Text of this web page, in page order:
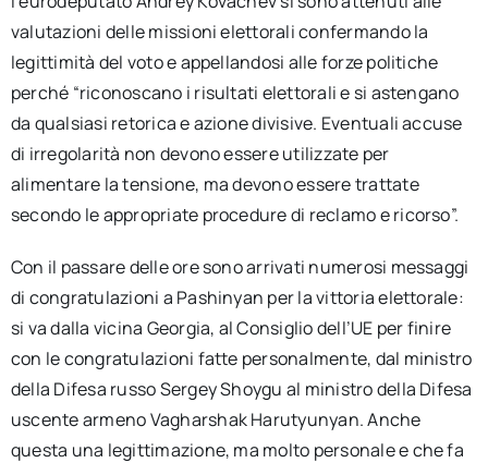
valutazioni delle missioni elettorali confermando la
legittimità del voto e appellandosi alle forze politiche
perché “riconoscano i risultati elettorali e si astengano
da qualsiasi retorica e azione divisive. Eventuali accuse
di irregolarità non devono essere utilizzate per
alimentare la tensione, ma devono essere trattate
secondo le appropriate procedure di reclamo e ricorso”.
Con il passare delle ore sono arrivati numerosi messaggi
di congratulazioni a Pashinyan per la vittoria elettorale:
si va dalla vicina Georgia, al Consiglio dell’UE per finire
con le congratulazioni fatte personalmente, dal ministro
della Difesa russo Sergey Shoygu al ministro della Difesa
uscente armeno Vagharshak Harutyunyan. Anche
questa una legittimazione, ma molto personale e che fa